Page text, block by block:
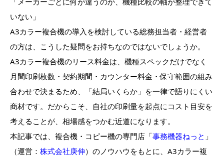
いない」
A3カラー複合機の導入を検討している総務担当者・経営者
の方は、こうした疑問をお持ちなのではないでしょうか。
A3カラー複合機のリース料金は、機種スペックだけでなく
月間印刷枚数・契約期間・カウンター料金・保守範囲の組み
合わせで決まるため、「結局いくらか」を一律で語りにくい
商材です。だからこそ、自社の印刷量を起点にコスト目安を
考えることが、相場感をつかむ近道になります。
本記事では、複合機・コピー機の専門店「事務機器ねっと 」
（運営： 株式会社庚伸）のノウハウをもとに、A3カラー複